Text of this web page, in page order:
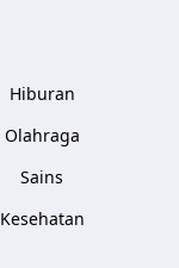
Hiburan
Olahraga
Sains
Kesehatan